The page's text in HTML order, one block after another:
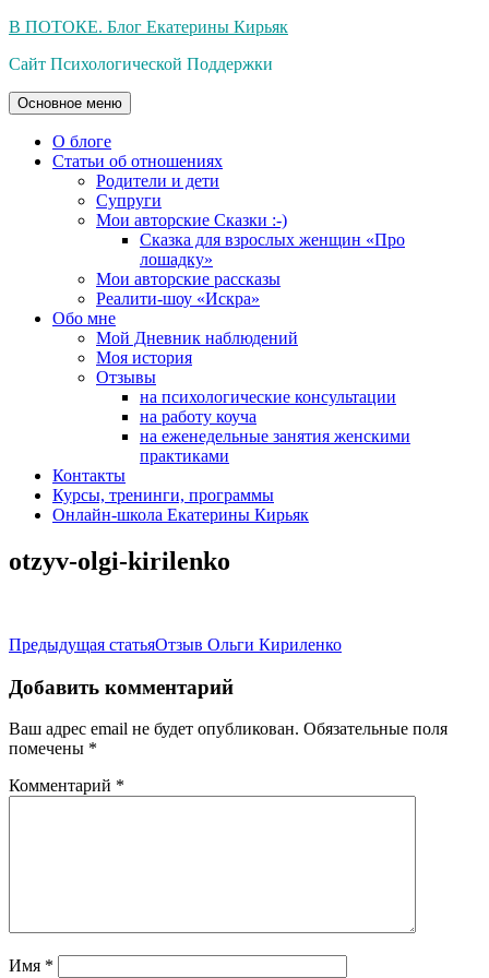
Перейти
содержимому
В ПОТОКЕ. Блог Екатерины Кирьяк
Сайт Психологической Поддержки
Основное меню
О блоге
Статьи об отношениях
Родители и дети
Супруги
Мои авторские Сказки :-)
Сказка для взрослых женщин «Про
лошадку»
Мои авторские рассказы
Реалити-шоу «Искра»
Обо мне
Мой Дневник наблюдений
Моя история
Отзывы
на психологические консультации
на работу коуча
на еженедельные занятия женскими
практиками
Контакты
Курсы, тренинги, программы
Онлайн-школа Екатерины Кирьяк
otzyv-olgi-kirilenko
Навигация
по
записям
Предыдущая статьяОтзыв Ольги Кириленко
Добавить комментарий
Ваш адрес email не будет опубликован. Обязательные поля
помечены *
Комментарий *
Имя *